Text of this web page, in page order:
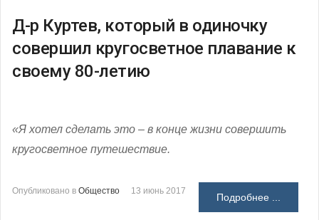
Д-р Куртев, который в одиночку
совершил кругосветное плавание к
своему 80-летию
«Я хотел сделать это – в конце жизни совершить
кругосветное путешествие.
Опубликовано в Общество 13 июнь 2017
Подробнее ...